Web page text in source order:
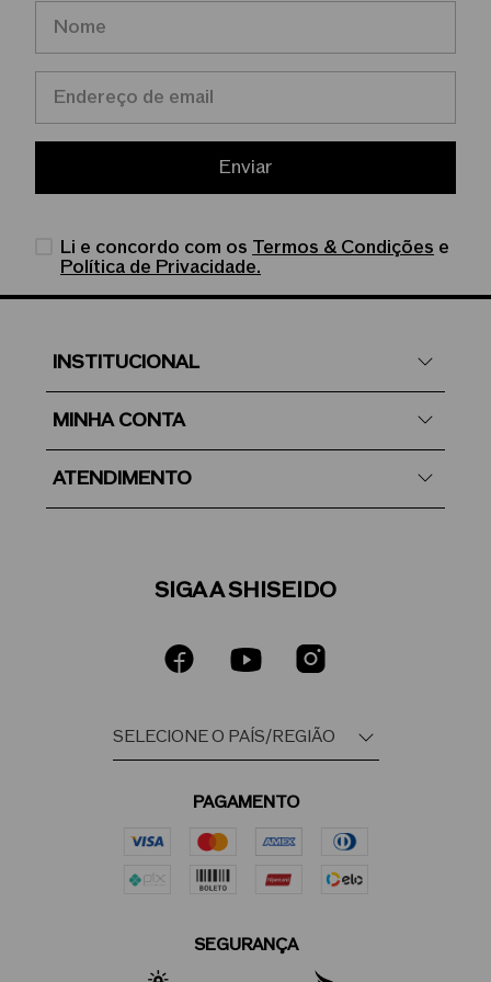
Enviar
Li e concordo com os Termos & Condições e
Política de Privacidade.
INSTITUCIONAL
MINHA CONTA
ATENDIMENTO
SIGA A SHISEIDO
PAGAMENTO
SEGURANÇA